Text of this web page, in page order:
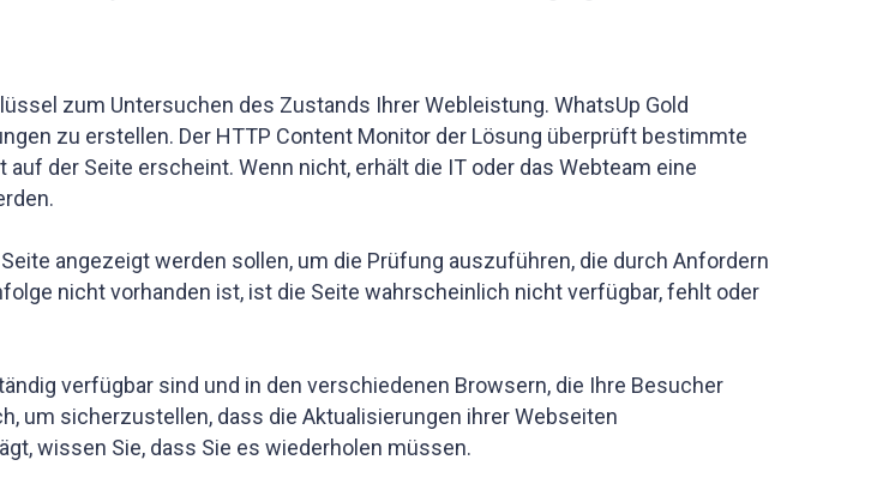
zum Untersuchen des Zustands Ihrer Webleistung. WhatsUp Gold
zu erstellen. Der HTTP Content Monitor der Lösung überprüft bestimmte
der Seite erscheint. Wenn nicht, erhält die IT oder das Webteam eine
angezeigt werden sollen, um die Prüfung auszuführen, die durch Anfordern
nicht vorhanden ist, ist die Seite wahrscheinlich nicht verfügbar, fehlt oder
verfügbar sind und in den verschiedenen Browsern, die Ihre Besucher
um sicherzustellen, dass die Aktualisierungen ihrer Webseiten
wissen Sie, dass Sie es wiederholen müssen.